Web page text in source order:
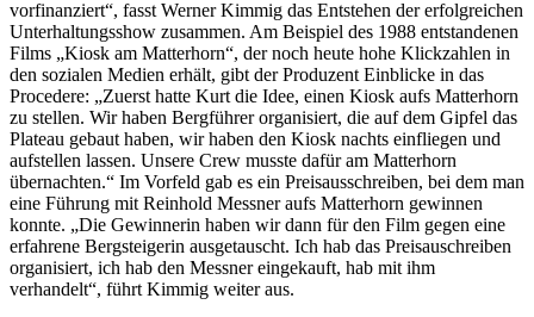
vorfinanziert“, fasst Werner Kimmig das Entstehen der erfolgreichen
Unterhaltungsshow zusammen. Am Beispiel des 1988 entstandenen
Films „Kiosk am Matterhorn“, der noch heute hohe Klickzahlen in
den sozialen Medien erhält, gibt der Produzent Einblicke in das
Procedere: „Zuerst hatte Kurt die Idee, einen Kiosk aufs Matterhorn
zu stellen. Wir haben Bergführer organisiert, die auf dem Gipfel das
Plateau gebaut haben, wir haben den Kiosk nachts einfliegen und
aufstellen lassen. Unsere Crew musste dafür am Matterhorn
übernachten.“ Im Vorfeld gab es ein Preisausschreiben, bei dem man
eine Führung mit Reinhold Messner aufs Matterhorn gewinnen
konnte. „Die Gewinnerin haben wir dann für den Film gegen eine
erfahrene Bergsteigerin ausgetauscht. Ich hab das Preisauschreiben
organisiert, ich hab den Messner eingekauft, hab mit ihm
verhandelt“, führt Kimmig weiter aus.